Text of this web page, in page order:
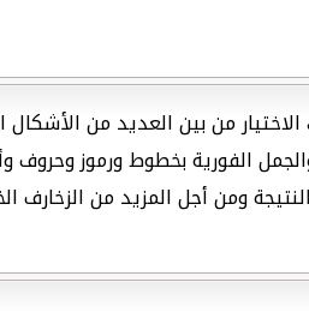
الاختيار من بين العديد من
الفورية بخطوط ورموز وحروف
ومن أجل المزيد من